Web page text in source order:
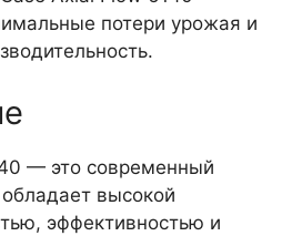
потери урожая и
— это современный
высокой
эффективностью и